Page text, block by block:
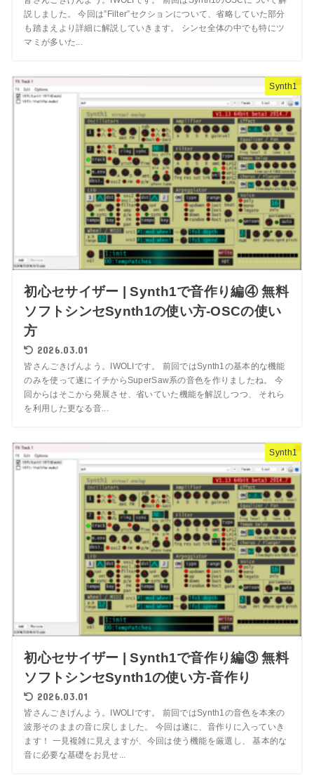
説しました。 今回は”Filter”セクションについて、省略していた部分
も踏まえより詳細に解説していきます。 シンセ全体の中でも特にツ
マミが多いた...
Synth1
初心セサイザー | Synth1で音作り編④ 無料
ソフトシンセSynth1の使い方-OSCの使い
方
2026.03.01
皆さんごきげんよう。IWOLIです。 前回ではSynth1の基本的な機能
のみを使って遂にイチからSuperSaw系の音色を作りましたね。 今
回からはそこから発展させ、省いていた機能を解説しつつ、 それら
を利用した更なる音...
Synth1
初心セサイザー | Synth1で音作り編③ 無料
ソフトシンセSynth1の使い方-音作り
2026.03.01
皆さんごきげんよう。IWOLIです。 前回ではSynth1の音色を本来の
波形そのままの音に戻しました。 今回は遂に、音作りに入っていき
ます！ 一見複雑に見えますが、今回は使う機能を厳選し、 基本的な
音に必要な基礎をお見せ...